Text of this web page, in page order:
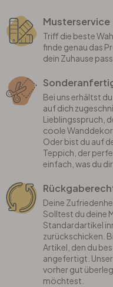
Musterservice
Triff die beste
finde genau das
dein Zuhause
Bei uns erhältst
auf dich
Lieblingsspruch,
coole
Oder bist du auf
Teppich, der
einfach, was du
Deine
Solltest du deine
Standardartikel
zurückschicken.
Artikel, den du
angefertigt.
vorher gut
möchtest.